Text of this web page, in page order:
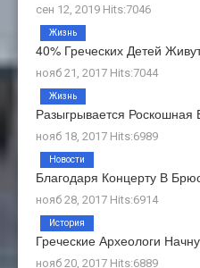
сен 12, 2019 Hits:7046
40% Греческих Детей
нояб 21, 2017 Hits:7044
Жизнь
Разыгрывается
нояб 18, 2017 Hits:6989
Жизнь
Благодаря Концерту В
нояб 28, 2017 Hits:6914
Новости
Греческие Археологи
нояб 20, 2017 Hits:6889
История